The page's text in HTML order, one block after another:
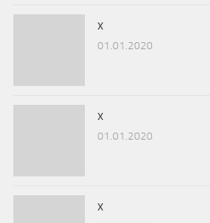
x
01.01.2020
x
01.01.2020
x